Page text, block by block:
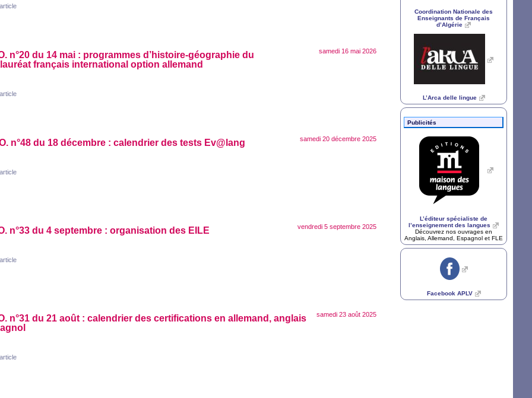
samedi 16 mai 2026
n°20 du 14 mai : programmes d’histoire-géographie du
français international option allemand
samedi 20 décembre 2025
n°48 du 18 décembre : calendrier des tests Ev@lang
vendredi 5 septembre 2025
n°33 du 4 septembre : organisation des EILE
samedi 23 août 2025
n°31 du 21 août : calendrier des certifications en allemand, anglais
Coordination Nationale des
Enseignants de Français
d’Algérie
L’Arca delle lingue
Publicités
L’éditeur spécialiste de
l’enseignement des langues
Découvrez nos ouvrages en
Anglais, Allemand, Espagnol et FLE
Facebook APLV